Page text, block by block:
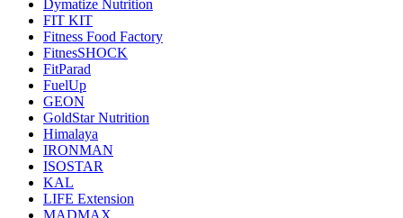
Dymatize Nutrition
FIT KIT
Fitness Food Factory
FitnesSHOCK
FitParad
FuelUp
GEON
GoldStar Nutrition
Himalaya
IRONMAN
ISOSTAR
KAL
LIFE Extension
MADMAX